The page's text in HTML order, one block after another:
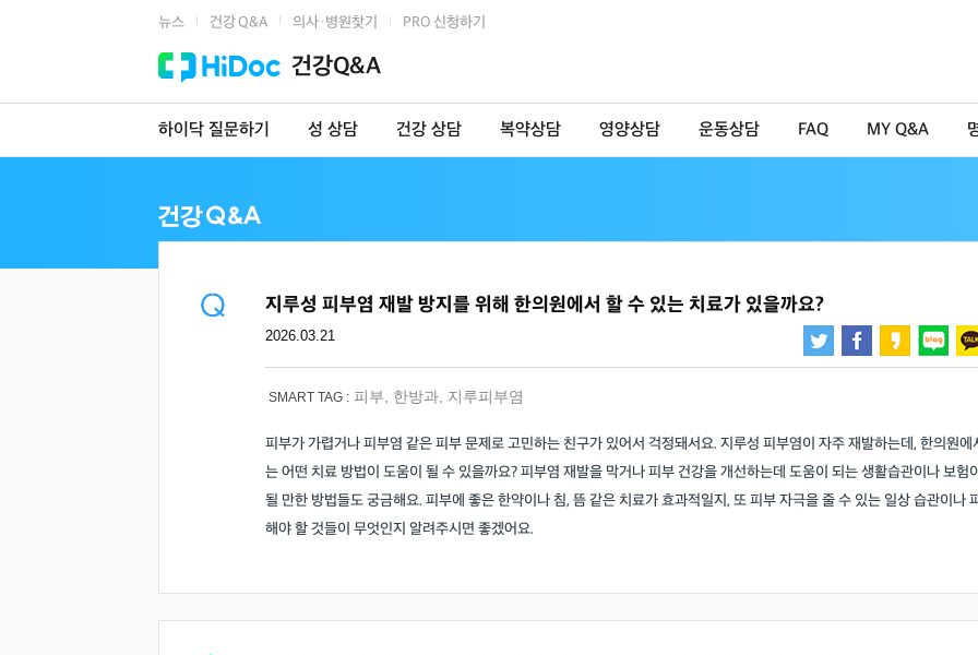
뉴스 건강 Q&A 의사·병원찾기 PRO 신청하기
건강Q&A
하이닥 질문하기 성 상담 건강 상담 복약상담 영양상담 운동상담 FAQ MY Q&A
지루성 피부염 재발 방지를 위해 한의원에서 할 수 있는 치료가 있을까요?
2026.03.21
SMART TAG : 피부 한방과 지루피부염
피부가 가렵거나 피부염 같은 피부 문제로 고민하는 친구가 있어서 걱정돼서요. 지루성 피부염이 자주 재발하는데, 한의원에
는 어떤 치료 방법이 도움이 될 수 있을까요? 피부염 재발을 막거나 피부 건강을 개선하는데 도움이 되는 생활습관이나 보험
될 만한 방법들도 궁금해요. 피부에 좋은 한약이나 침, 뜸 같은 치료가 효과적일지, 또 피부 자극을 줄 수 있는 일상 습관이나
해야 할 것들이 무엇인지 알려주시면 좋겠어요.